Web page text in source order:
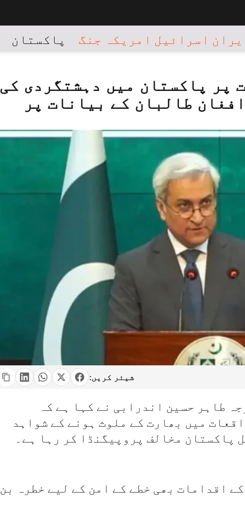
اسرائیل امریکہ جنگ پاکستان
پر پاکستان میں دہشتگردی کی
طالبان کے بیانات پر
شیئر کریں:
طاہر حسین اندرابی نے کہا ہے کہ
میں بھارت کے ملوث ہونے کے شواہد
پاکستان مخالف پروپیگنڈا کر رہا ہے۔
اقدامات بھی خطے کے امن کے لیے خطرہ بن